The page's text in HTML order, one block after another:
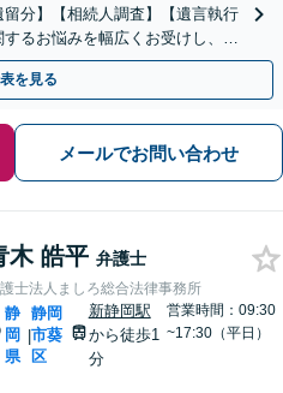
分】【相続人調査】【遺言執行
るお悩みを幅広くお受けし、納
を見る
メールでお問い合わせ
木 皓平 弁護士
士法人ましろ総合法律事務所
静
岡
県
|
静岡
市葵
区
新静岡駅
から徒歩1
分
営業時間：09:30
~17:30（平日）